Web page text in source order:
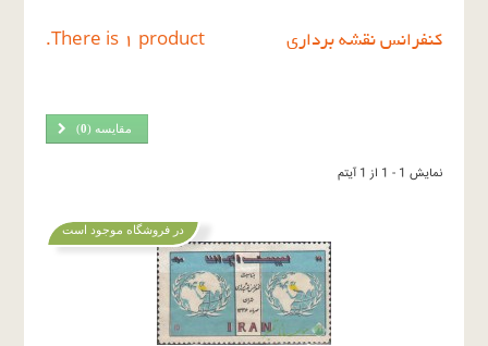
کنفرانس نقشه برداری There is 1 product.
مقایسه (0
)
نمایش 1 - 1 از 1 آیتم
در فروشگاه موجود است